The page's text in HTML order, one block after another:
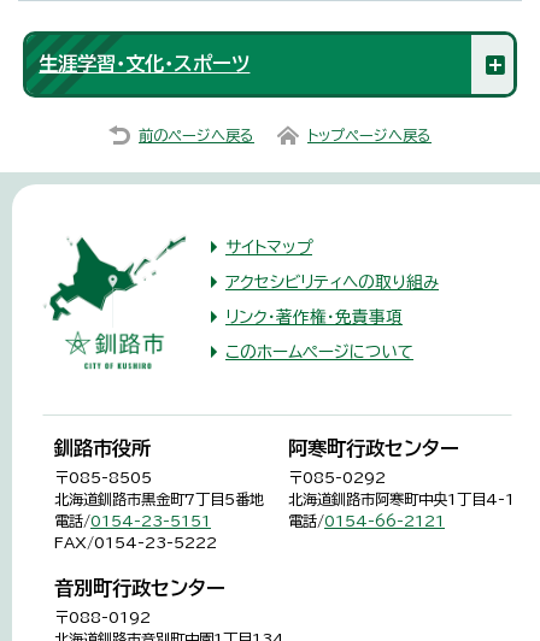
生涯学習・文化・スポーツ
前のページへ戻る トップページへ戻る
サイトマップ
アクセシビリティへの取り組み
リンク・著作権・免責事項
このホームページについて
釧路市役所
〒085-8505
北海道釧路市黒金町7丁目5番地
電話/0154-23-5151
FAX/0154-23-5222
阿寒町行政センター
〒085-0292
北海道釧路市阿寒町中央1丁目4-1
電話/0154-66-2121
音別町行政センター
〒088-0192